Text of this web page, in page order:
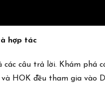
hợp tác
câu trả lời. Khám phá
HOK đều tham gia vào